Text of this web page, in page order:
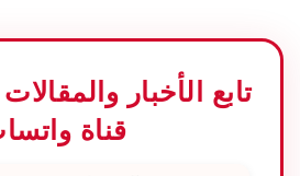
تابع الأخبار
قناة